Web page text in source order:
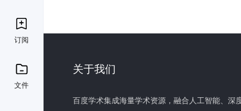
订阅
文件
关于我们
百度学术集成海量学术资源，融合人工智能、深